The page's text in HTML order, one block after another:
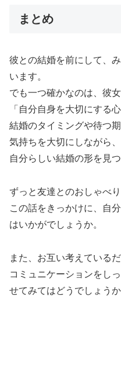
まとめ
彼との結婚を前にして、
います。
でも一つ確かなのは、彼
「自分自身を大切にする心
結婚のタイミングや待つ
気持ちを大切にしながら、
自分らしい結婚の形を見
ずっと友達とのおしゃべ
この話をきっかけに、自
はいかがでしょうか。
また、お互い考えている
コミュニケーションをし
せてみてはどうでしょうか